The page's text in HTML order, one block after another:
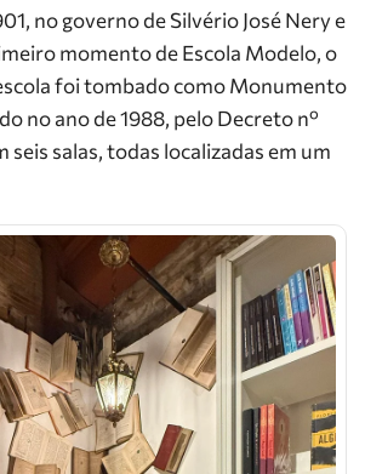
no governo de Silvério José Nery e
momento de Escola Modelo, o
foi tombado como Monumento
no ano de 1988, pelo Decreto nº
seis salas, todas localizadas em um